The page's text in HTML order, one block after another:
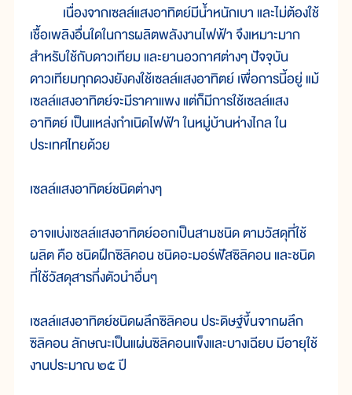
เนื่องจากเซลล์แสงอาทิตย์มีน้ำหนักเบา และไม่ต้องใช้
เชื้อเพลิงอื่นใดในการผลิตพลังงานไฟฟ้า จึงเหมาะมาก
สำหรับใช้กับดาวเทียม และยานอวกาศต่างๆ ปัจจุบัน
ดาวเทียมทุกดวงยังคงใช้เซลล์แสงอาทิตย์ เพื่อการนี้อยู่ แม้
เซลล์แสงอาทิตย์จะมีราคาแพง แต่ก็มีการใช้เซลล์แสง
อาทิตย์ เป็นแหล่งกำเนิดไฟฟ้า ในหมู่บ้านห่างไกล ใน
ประเทศไทยด้วย
เซลล์แสงอาทิตย์ชนิดต่างๆ
อาจแบ่งเซลล์แสงอาทิตย์ออกเป็นสามชนิด ตามวัสดุที่ใช้
ผลิต คือ ชนิดฝึกซิลิคอน ชนิดอะมอร์ฟัสซิลิคอน และชนิด
ที่ใช้วัสดุสารกึ่งตัวนำอื่นๆ
เซลล์แสงอาทิตย์ชนิดผลึกซิลิคอน ประดิษฐ์ขึ้นจากผลึก
ซิลิคอน ลักษณะเป็นแผ่นซิลิคอนแข็งและบางเฉียบ มีอายุใช้
งานประมาณ ๒๕ ปี